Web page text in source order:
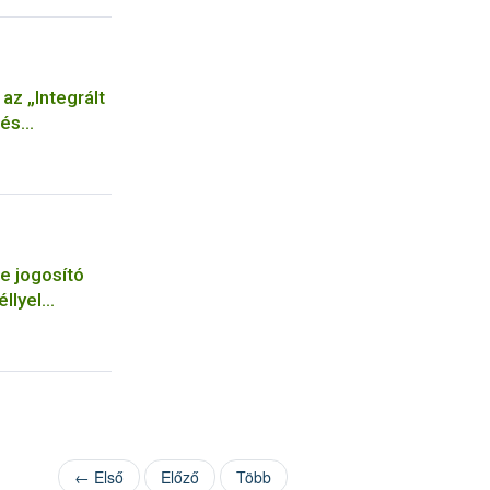
„Integrált
jogosító
← Első Előző Több